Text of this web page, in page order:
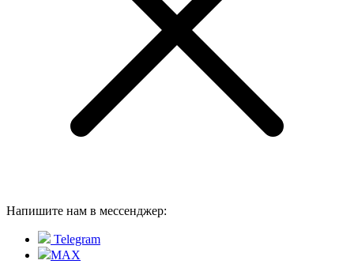
Напишите нам в мессенджер:
Telegram
MAX